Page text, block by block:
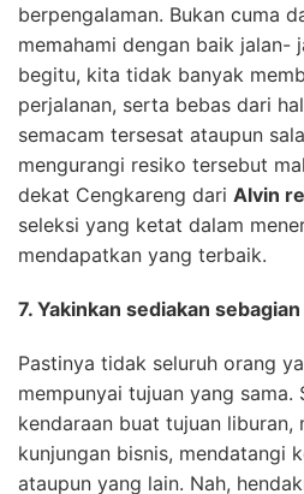
berpengalaman. Bukan cuma
memahami dengan baik jalan-
begitu, kita tidak banyak
perjalanan, serta bebas dari
semacam tersesat ataupun
mengurangi resiko tersebut
dekat Cengkareng dari Alvin
seleksi yang ketat dalam
mendapatkan yang terbaik.
7. Yakinkan sediakan
Pastinya tidak seluruh orang
mempunyai tujuan yang
kendaraan buat tujuan liburan,
kunjungan bisnis, mendatangi
ataupun yang lain. Nah,